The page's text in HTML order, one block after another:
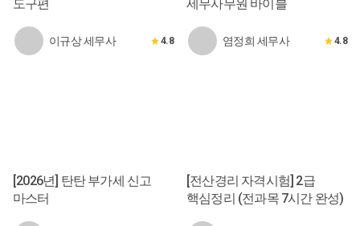
도구편
이규상 세무사 4.8
세무사무원 바이블
염정희 세무사 4.8
[2026년] 탄탄 부가세 신고
마스터
[전산경리 자격시험] 2급
핵심정리 (전과목 7시간 완성)